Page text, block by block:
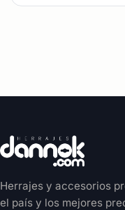
Herrajes y accesorios
el país y los mejores